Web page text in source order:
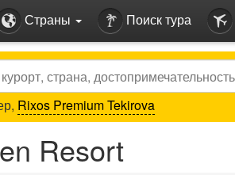
Страны Поиск тура
Rixos Premium Tekirova
Resort